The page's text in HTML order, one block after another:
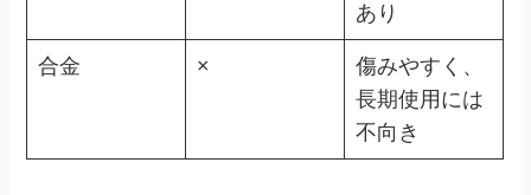
あり
合金 ×
傷みやすく、
長期使用には
不向き